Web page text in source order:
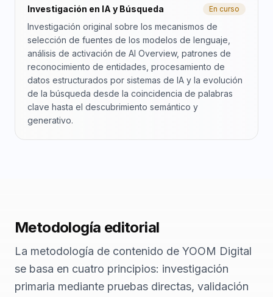
Investigación en IA y Búsqueda En curso
Investigación original sobre los mecanismos de
selección de fuentes de los modelos de lenguaje,
análisis de activación de AI Overview, patrones de
reconocimiento de entidades, procesamiento de
datos estructurados por sistemas de IA y la evolución
de la búsqueda desde la coincidencia de palabras
clave hasta el descubrimiento semántico y
generativo.
Metodología editorial
La metodología de contenido de YOOM Digital
se basa en cuatro principios: investigación
primaria mediante pruebas directas, validación